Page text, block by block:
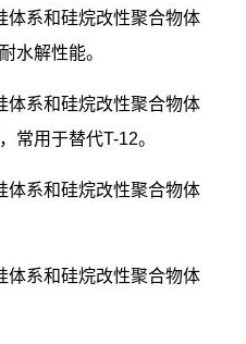
体系和硅烷改性聚合物体
水解性能。
体系和硅烷改性聚合物体
常用于替代T-12。
体系和硅烷改性聚合物体
体系和硅烷改性聚合物体